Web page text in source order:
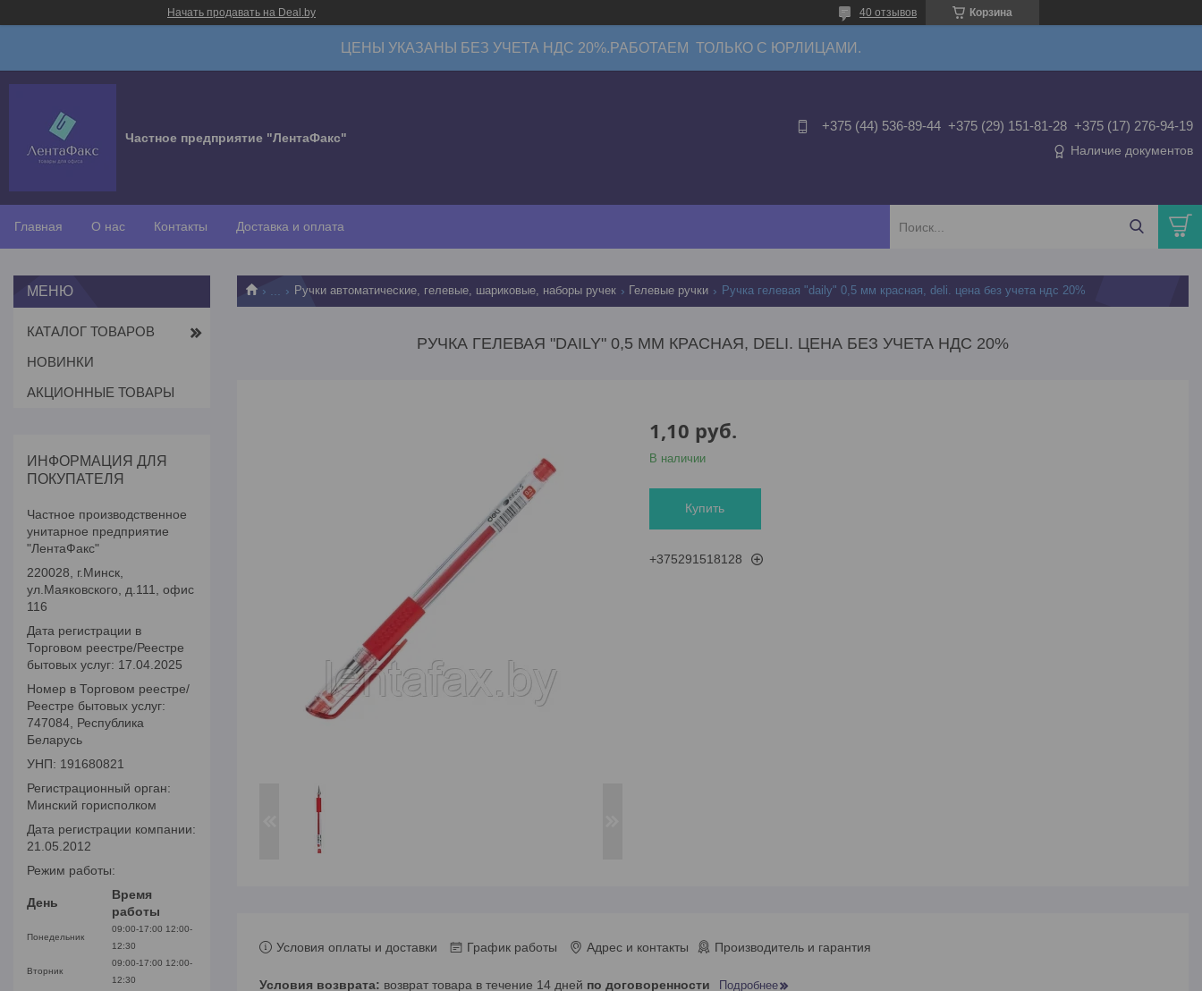
Начать продавать на Deal.by Корзина
40 отзывов
ЦЕНЫ УКАЗАНЫ БЕЗ УЧЕТА НДС 20%.РАБОТАЕМ ТОЛЬКО С ЮРЛИЦАМИ.
Частное предприятие "ЛентаФакс"
+375 (44) 536-89-44 +375 (29) 151-81-28 +375 (17) 276-94-19
Наличие документов
Главная О нас Контакты Доставка и оплата
Ручки автоматические, гелевые, шариковые, наборы ручек Гелевые ручки Ручка гелевая "daily" 0,5 мм красная, deli. цена без учета ндс 20%
РУЧКА ГЕЛЕВАЯ "DAILY" 0,5 ММ КРАСНАЯ, DELI. ЦЕНА БЕЗ УЧЕТА НДС 20%
1,10 руб.
В наличии
Купить
+375291518128
Условия оплаты и доставки График работы Адрес и контакты Производитель и гарантия
возврат товара в течение 14 дней по договоренности Подробнее
КАТАЛОГ ТОВАРОВ
НОВИНКИ
АКЦИОННЫЕ ТОВАРЫ
ИНФОРМАЦИЯ ДЛЯ
ПОКУПАТЕЛЯ
Частное производственное
унитарное предприятие
"ЛентаФакс"
220028, г.Минск,
ул.Маяковского, д.111, офис
116
Дата регистрации в
Торговом реестре/Реестре
бытовых услуг: 17.04.2025
Номер в Торговом реестре/
Реестре бытовых услуг:
747084, Республика
Беларусь
УНП: 191680821
Регистрационный орган:
Минский горисполком
Дата регистрации компании:
21.05.2012
Режим работы:
День
Время
работы
Понедельник
09:00-17:00 12:00-
12:30
Вторник
09:00-17:00 12:00-
12:30